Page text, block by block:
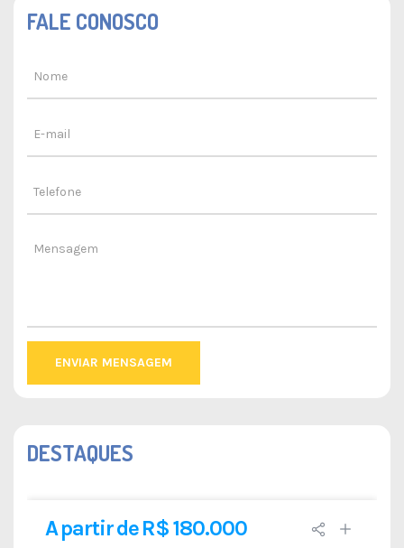
FALE CONOSCO
ENVIAR MENSAGEM
DESTAQUES
A partir de R$ 180.000